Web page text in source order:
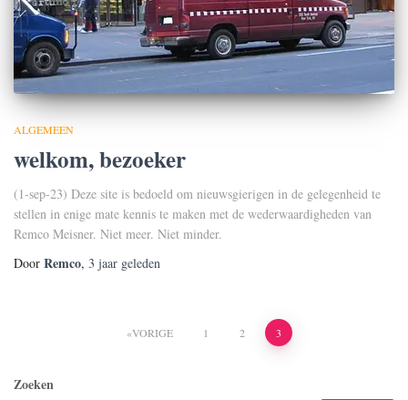
ALGEMEEN
welkom, bezoeker
(1-sep-23) Deze site is bedoeld om nieuwsgierigen in de gelegenheid te
stellen in enige mate kennis te maken met de wederwaardigheden van
Remco Meisner. Niet meer. Niet minder.
Door Remco, 3 jaar geleden
paginering
VORIGE 1 2 3
Zoeken